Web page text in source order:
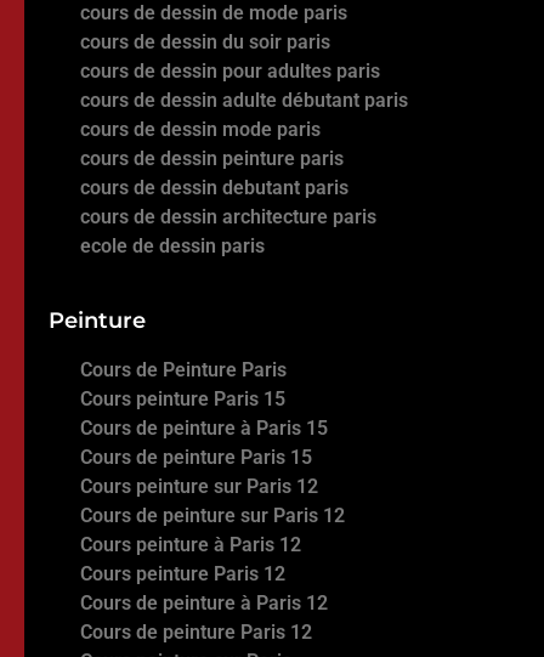
cours de dessin de mode paris
cours de dessin du soir paris
cours de dessin pour adultes paris
cours de dessin adulte débutant paris
cours de dessin mode paris
cours de dessin peinture paris
cours de dessin debutant paris
cours de dessin architecture paris
ecole de dessin paris
Peinture
Cours de Peinture Paris
Cours peinture Paris 15
Cours de peinture à Paris 15
Cours de peinture Paris 15
Cours peinture sur Paris 12
Cours de peinture sur Paris 12
Cours peinture à Paris 12
Cours peinture Paris 12
Cours de peinture à Paris 12
Cours de peinture Paris 12